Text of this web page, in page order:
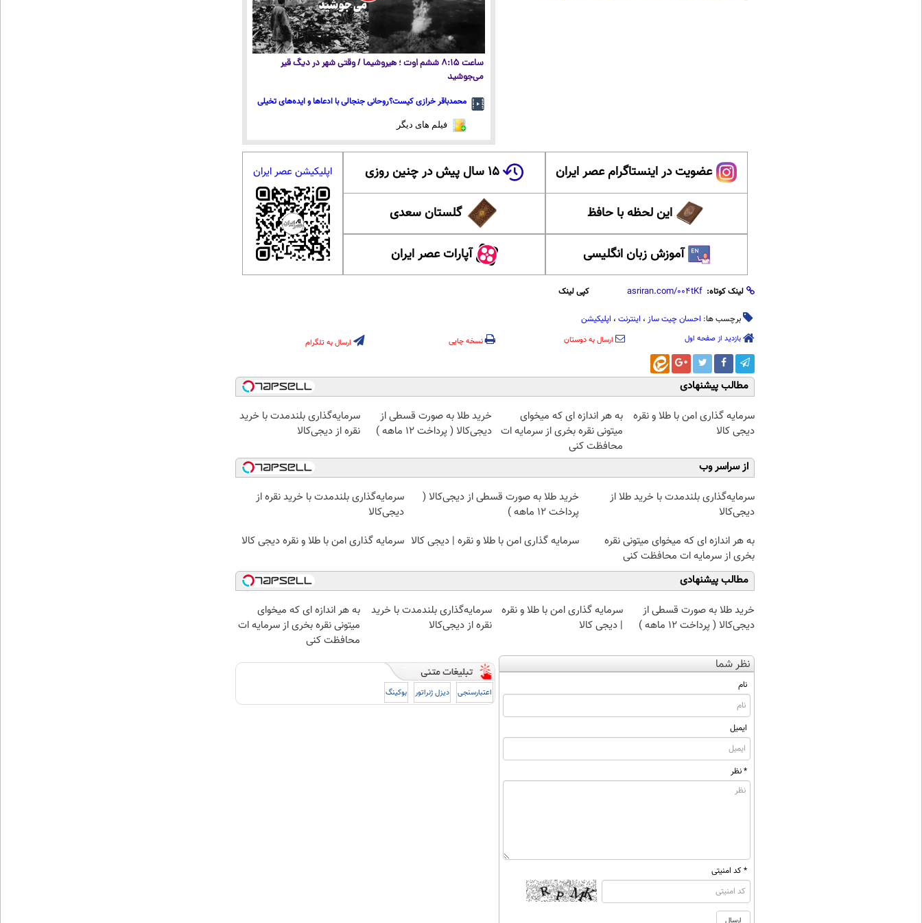
ساعت ۸:۱۵ ششم اوت ؛ هیروشیما / وقتی شهر در دیگ قیر
می‌جوشید
محمدباقر خرازی کیست؟روحانی جنجالی با ادعاها و ایده‌های تخیلی
فیلم های دیگر
عضویت در اینستاگرام عصر ایران ۱۵ سال پیش در چنین روزی
این لحظه با حافظ گلستان سعدی
آموزش زبان انگلیسی آپارات عصر ایران
اپلیکیشن عصر ایران
لینک کوتاه: کپی لینک
برچسب ها: احسان چیت ساز ، اینترنت ، اپلیکیشن
بازدید از صفحه اول ارسال به دوستان نسخه چاپی ارسال به تلگرام
مطالب پیشنهادی
سرمایه گذاری امن با طلا و نقره
دیجی کالا
به هر اندازه ای که میخوای
میتونی نقره بخری از سرمایه ات
محافظت کنی
خرید طلا به صورت قسطی از
دیجی‌کالا ( پرداخت 12 ماهه )
سرمایه‌گذاری بلندمدت با خرید
نقره از دیجی‌کالا
از سراسر وب
سرمایه‌گذاری بلندمدت با خرید طلا از
دیجی‌کالا
خرید طلا به صورت قسطی از دیجی‌کالا (
پرداخت 12 ماهه )
سرمایه‌گذاری بلندمدت با خرید نقره از
دیجی‌کالا
به هر اندازه ای که میخوای میتونی نقره
بخری از سرمایه ات محافظت کنی
سرمایه گذاری امن با طلا و نقره | دیجی کالا سرمایه گذاری امن با طلا و نقره دیجی کالا
مطالب پیشنهادی
خرید طلا به صورت قسطی از
دیجی‌کالا ( پرداخت 12 ماهه )
سرمایه گذاری امن با طلا و نقره
| دیجی کالا
سرمایه‌گذاری بلندمدت با خرید
نقره از دیجی‌کالا
به هر اندازه ای که میخوای
میتونی نقره بخری از سرمایه ات
محافظت کنی
نظر شما
نام
ایمیل
* نظر
* کد امنیتی
اعتبارسنجی دیزل ژنراتور بوکینگ